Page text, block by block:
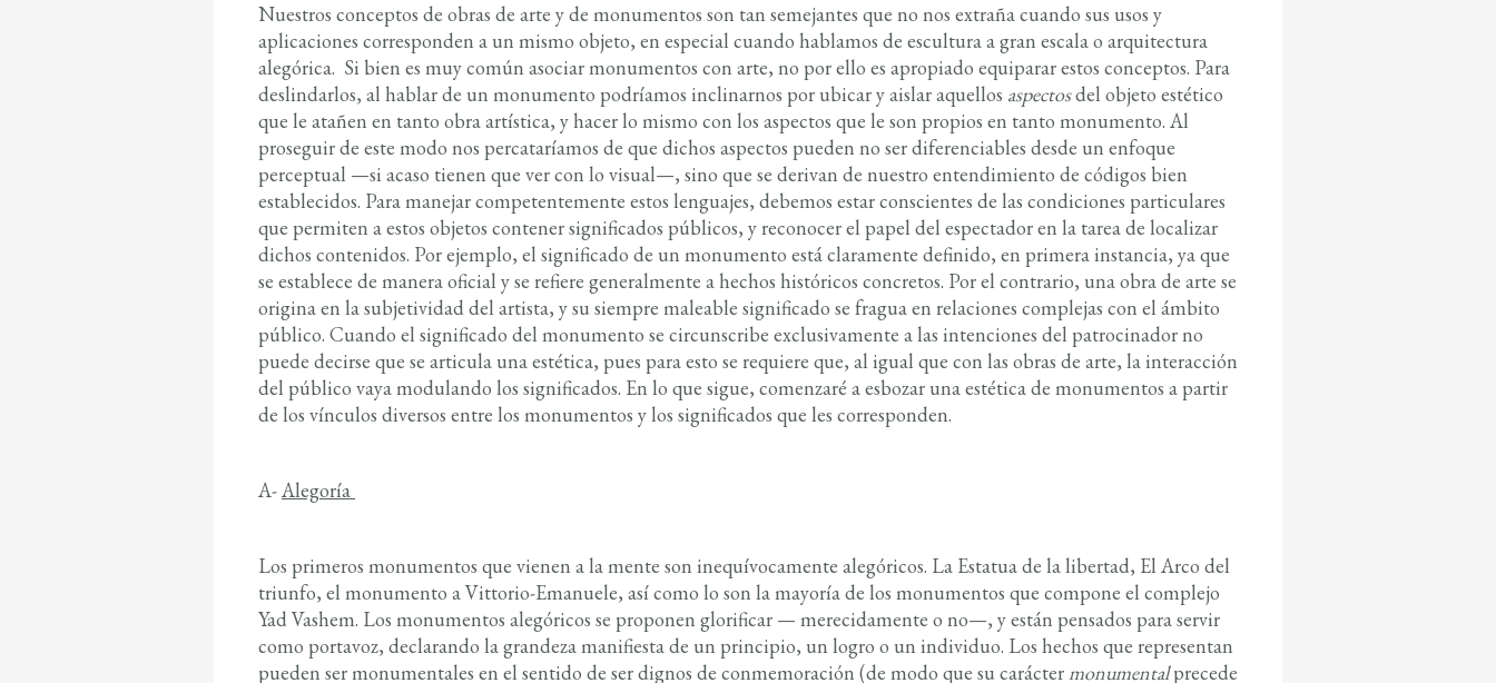
Nuestros conceptos de obras de arte y de monumentos son tan semejantes que no nos extraña cuando sus usos y
aplicaciones corresponden a un mismo objeto, en especial cuando hablamos de escultura a gran escala o arquitectura
alegórica. Si bien es muy común asociar monumentos con arte, no por ello es apropiado equiparar estos conceptos. Para
deslindarlos, al hablar de un monumento podríamos inclinarnos por ubicar y aislar aquellos aspectosdel objeto estético
que le atañen en tanto obra artística, y hacer lo mismo con los aspectos que le son propios en tanto monumento. Al
proseguir de este modo nos percataríamos de que dichos aspectos pueden no ser diferenciables desde un enfoque
perceptual —si acaso tienen que ver con lo visual—, sino que se derivan de nuestro entendimiento de códigos bien
establecidos. Para manejar competentemente estos lenguajes, debemos estar conscientes de las condiciones particulares
que permiten a estos objetos contener significados públicos, y reconocer el papel del espectador en la tarea de localizar
dichos contenidos. Por ejemplo, el significado de un monumento está claramente definido, en primera instancia, ya que
se establece de manera oficial y se refiere generalmente a hechos históricos concretos. Por el contrario, una obra de arte se
origina en la subjetividad del artista, y su siempre maleable significado se fragua en relaciones complejas con el ámbito
público. Cuando el significado del monumento se circunscribe exclusivamente a las intenciones del patrocinador no
puede decirse que se articula una estética, pues para esto se requiere que, al igual que con las obras de arte, la interacción
del público vaya modulando los significados. En lo que sigue, comenzaré a esbozar una estética de monumentos a partir
de los vínculos diversos entre los monumentos y los significados que les corresponden.
A-Alegoría
Los primeros monumentos que vienen a la mente son inequívocamente alegóricos. La Estatua de la libertad, El Arco del
triunfo, el monumento a Vittorio-Emanuele, así como lo son la mayoría de los monumentos que compone el complejo
Yad Vashem. Los monumentos alegóricos se proponen glorificar — merecidamente o no—, y están pensados para servir
como portavoz, declarando la grandeza manifiesta de un principio, un logro o un individuo. Los hechos que representan
pueden ser monumentales en el sentido de ser dignos de conmemoración (de modo que su caráctermonumentalprecede